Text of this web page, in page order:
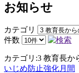
お知らせ
カテゴリ
件数
カテゴリ:3 教育長か
いじめ防止強化月間